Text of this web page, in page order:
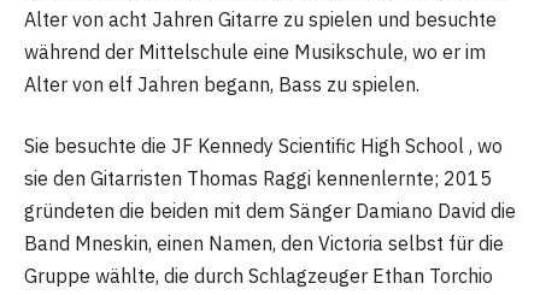
Alter von acht Jahren Gitarre zu spielen und besuchte
während der Mittelschule eine Musikschule, wo er im
Alter von elf Jahren begann, Bass zu spielen.
Sie besuchte die JF Kennedy Scientific High School , wo
sie den Gitarristen Thomas Raggi kennenlernte; 2015
gründeten die beiden mit dem Sänger Damiano David die
Band Mneskin, einen Namen, den Victoria selbst für die
Gruppe wählte, die durch Schlagzeuger Ethan Torchio